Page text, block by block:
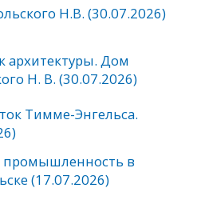
Н.В. (30.07.2026)
архитектуры. Дом
Н. В. (30.07.2026)
Тимме-Энгельса.
промышленность в
(17.07.2026)